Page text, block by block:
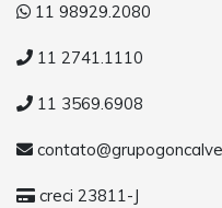
11 98929.2080
11 2741.1110
11 3569.6908
creci 23811-J